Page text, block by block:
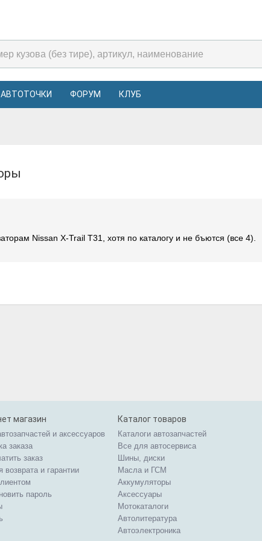
АВТОТОЧКИ ФОРУМ КЛУБ
Nissan X-Trail T31, хотя по каталогу и не бъются (все 4).
магазин
и аксессуаров
заказа
заказ
возврата и гарантии
пароль
Каталог товаров
Каталоги автозапчастей
Все для автосервиса
Шины, диски
Масла и ГСМ
Аккумуляторы
Аксессуары
Мотокаталоги
Автолитература
Автоэлектроника